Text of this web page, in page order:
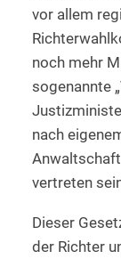
vor allem
noch mehr
sogenannte
nach
vertreten
Dieser
der Richter